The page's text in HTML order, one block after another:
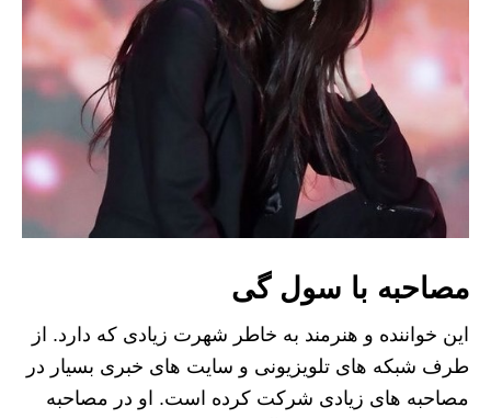
مصاحبه با سول گی
این خواننده و هنرمند به خاطر شهرت زیادی که دارد. از
طرف شبکه های تلویزیونی و سایت های خبری بسیار در
مصاحبه های زیادی شرکت کرده است. او در مصاحبه